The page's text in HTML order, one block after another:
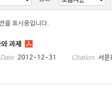
을 표시중입니다.
과제
2012-12-31 Citation 서